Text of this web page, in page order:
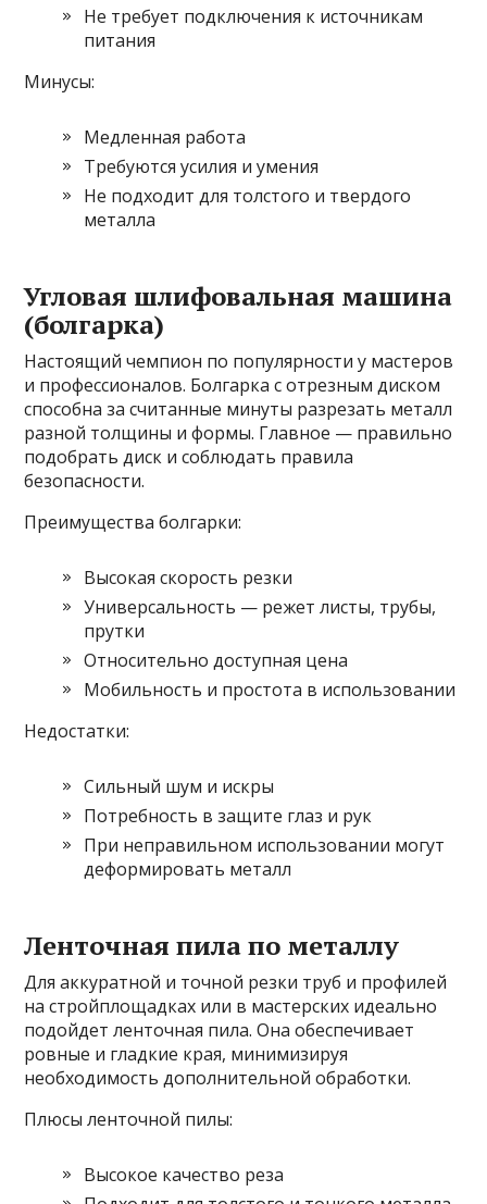
Не требует подключения к источникам
питания
Минусы:
Медленная работа
Требуются усилия и умения
Не подходит для толстого и твердого
металла
Угловая шлифовальная машина
(болгарка)
Настоящий чемпион по популярности у мастеров
и профессионалов. Болгарка с отрезным диском
способна за считанные минуты разрезать металл
разной толщины и формы. Главное — правильно
подобрать диск и соблюдать правила
безопасности.
Преимущества болгарки:
Высокая скорость резки
Универсальность — режет листы, трубы,
прутки
Относительно доступная цена
Мобильность и простота в использовании
Недостатки:
Сильный шум и искры
Потребность в защите глаз и рук
При неправильном использовании могут
деформировать металл
Ленточная пила по металлу
Для аккуратной и точной резки труб и профилей
на стройплощадках или в мастерских идеально
подойдет ленточная пила. Она обеспечивает
ровные и гладкие края, минимизируя
необходимость дополнительной обработки.
Плюсы ленточной пилы:
Высокое качество реза